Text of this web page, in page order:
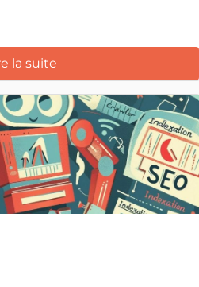
la suite